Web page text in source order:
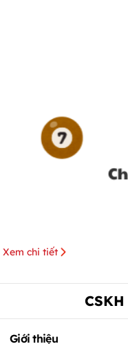
Xem chi tiết
CSKH
Giới thiệu